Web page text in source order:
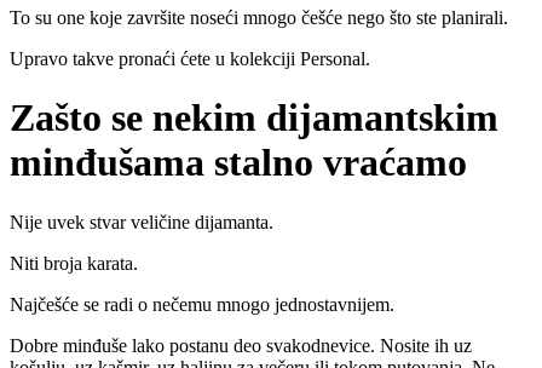
To su one koje završite noseći mnogo češće nego što ste planirali.
Upravo takve pronaći ćete u kolekciji Personal.
Zašto se nekim dijamantskim
minđušama stalno vraćamo
Nije uvek stvar veličine dijamanta.
Niti broja karata.
Najčešće se radi o nečemu mnogo jednostavnijem.
Dobre minđuše lako postanu deo svakodnevice. Nosite ih uz